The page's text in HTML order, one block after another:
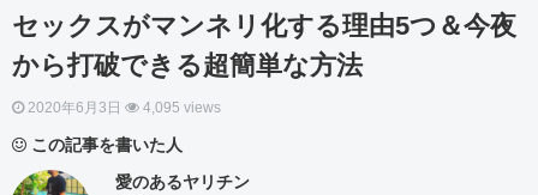
セックスがマンネリ化する理由5つ＆今夜
から打破できる超簡単な方法
2020年6月3日 4,095 views
この記事を書いた人
愛のあるヤリチン